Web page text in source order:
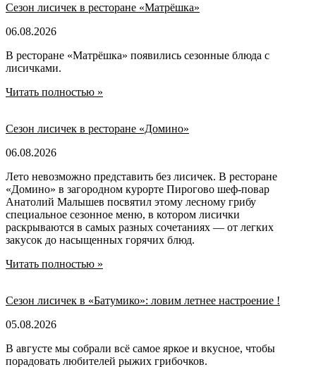
Сезон лисичек в ресторане «Матрёшка»
06.08.2026
В ресторане «Матрёшка» появились сезонные блюда с
лисичками.
Читать полностью »
Сезон лисичек в ресторане «Домино»
06.08.2026
Лето невозможно представить без лисичек. В ресторане
«Домино» в загородном курорте Пирогово шеф-повар
Анатолий Малышев посвятил этому лесному грибу
специальное сезонное меню, в котором лисички
раскрываются в самых разных сочетаниях — от легких
закусок до насыщенных горячих блюд.
Читать полностью »
Сезон лисичек в «Батумико»: ловим летнее настроение !
05.08.2026
В августе мы собрали всё самое яркое и вкусное, чтобы
порадовать любителей рыжих грибочков.